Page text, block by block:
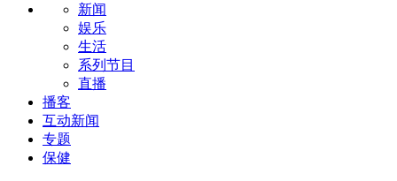
新闻
娱乐
生活
系列节目
直播
播客
互动新闻
专题
保健